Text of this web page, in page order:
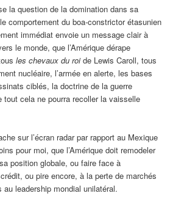
la question de la domination dans sa
comportement du boa-constrictor étasunien
immédiat envoie un message clair à
le monde, que l’Amérique dérape
les chevaux du roide Lewis Caroll, tous
nucléaire, l’armée en alerte, les bases
ciblés, la doctrine de la guerre
tout cela ne pourra recoller la vaisselle
sur l’écran radar par rapport au Mexique
pour moi, que l’Amérique doit remodeler
position globale, ou faire face à
ou pire encore, à la perte de marchés
leadership mondial unilatéral.